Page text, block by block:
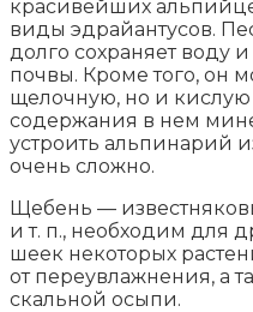
красивейших
виды эдрайантусов.
долго сохраняет воду
почвы. Кроме того, он
щелочную, но и кислую
содержания в нем
устроить альпинарий
очень сложно.
Щебень —
и т. п., необходим для
шеек некоторых
от переувлажнения, а
скальной осыпи.